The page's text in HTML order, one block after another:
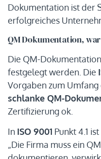
Dokumentation ist der
erfolgreiches
QM Dokumentation,
Die QM-
festgelegt werden. Die
Vorgaben zum
schlanke QM-
Zertifizierung ok.
In ISO 9001 Punkt 4.1
„Die Firma muss ein